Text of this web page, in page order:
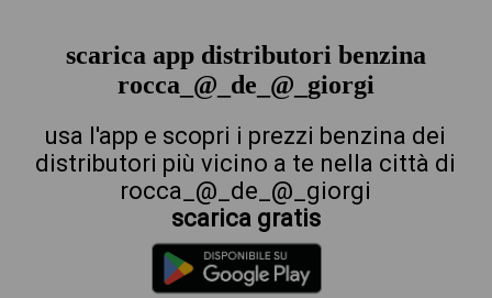
scarica app distributori benzina
rocca_@_de_@_giorgi
usa l'app e scopri i prezzi benzina dei
distributori più vicino a te nella città di
rocca_@_de_@_giorgi
scarica gratis